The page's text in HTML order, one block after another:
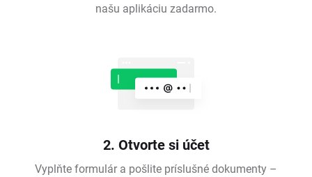
našu aplikáciu zadarmo.
2. Otvorte si účet
Vyplňte formulár a pošlite príslušné dokumenty –